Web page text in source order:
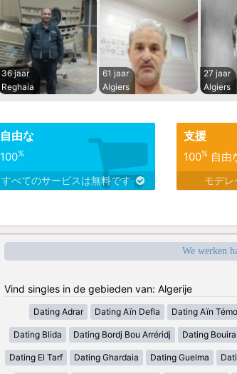
36 jaar
Reghaia
61 jaar
Algiers
27 jaar
Algiers
自由な
100%
すべてのサービスは無料です
支援
100%自由
モデレ
We werken
Vind singles in de gebieden van: Algerije
Dating Adrar Dating Aïn Defla Dating Aïn
Dating Blida Dating Bordj Bou Arréridj Dating Bouira
Dating El Tarf Dating Ghardaia Dating Guelma